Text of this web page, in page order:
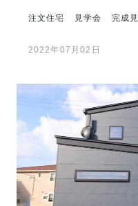
注文住宅 見学会 完成
2022年07月02日